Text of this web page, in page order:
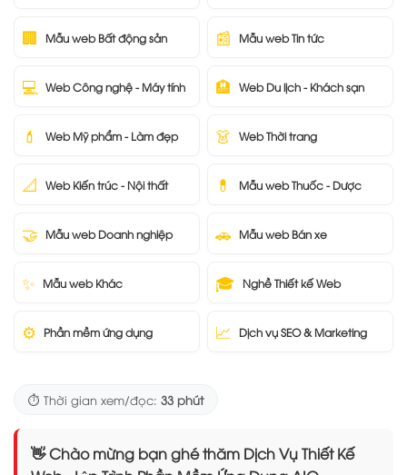
🏢 Mẫu web Bất động sản 📰 Mẫu web Tin tức
💻 Web Công nghệ - Máy tính 🏨 Web Du lịch - Khách sạn
💄 Web Mỹ phẩm - Làm đẹp 👗 Web Thời trang
📐 Web Kiến trúc - Nội thất 💊 Mẫu web Thuốc - Dược
🤝 Mẫu web Doanh nghiệp 🚗 Mẫu web Bán xe
✨ Mẫu web Khác 🎓 Nghề Thiết kế Web
⚙️ Phần mềm ứng dụng 📈 Dịch vụ SEO & Marketing
⏱️ Thời gian xem/đọc: 33 phút
👋 Chào mừng bạn ghé thăm Dịch Vụ Thiết Kế